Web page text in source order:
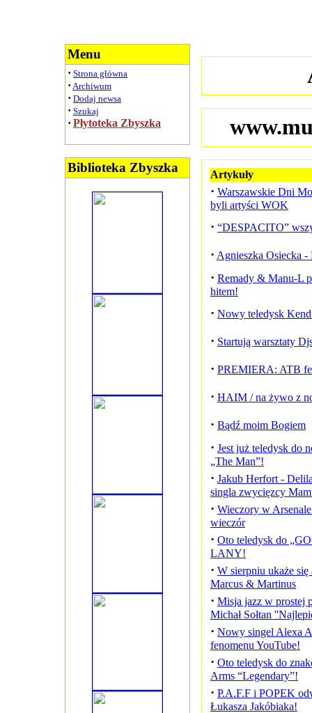
Menu
· Strona główna
· Archiwum
· Dodaj newsa
· Szukaj
· Płytoteka Zbyszka
Biblioteka Zbyszka Artykuły
· Warszawskie Dni
byli artyści WOK
· “DESPACITO”
· Agnieszka Osiecka
· Remady & Manu-L
hitem!
· Nowy teledysk
· Startują warsztaty
· PREMIERA: ATB
· HAIM / na żywo z
· Bądź moim Bogiem
· Jest już teledysk do
„The Man”!
· Jakub Herfort -
singla zwycięzcy
· Wieczory w
wieczór
· Oto teledysk do
LANY!
· W sierpniu ukaże
Marcus & Martinus
· Misja jazz w prostej
Michał Sołtan
· Nowy singel Alexa
fenomenu YouTube!
· Oto teledysk do
Arms “Legendary”!
· P.A.F.F i POPEK
Łukasza Jakóbiaka!